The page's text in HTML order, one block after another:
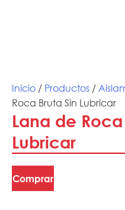
Inicio / Productos /
Roca Bruta Sin Lubricar
Lana de Roca
Lubricar
Comprar